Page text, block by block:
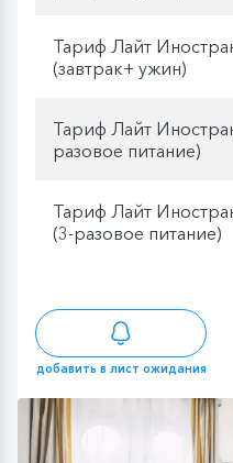
Тариф Лайт
(завтрак+ ужин)
Тариф Лайт
разовое питание)
Тариф Лайт
(3-разовое питание)
добавить в лист ожидания